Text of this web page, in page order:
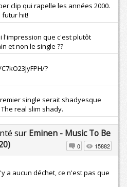
clip qui rapelle les années 2000.
futur hit!
l'impression que c'est plutôt
et non le single ??
?
single serait shadyesque
real slim shady.
sur Eminen - Music To Be
0 15882
a aucun déchet, ce n'est pas que